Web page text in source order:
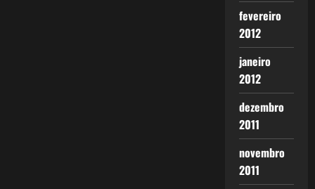
fevereiro
2012
janeiro
2012
dezembro
2011
novembro
2011